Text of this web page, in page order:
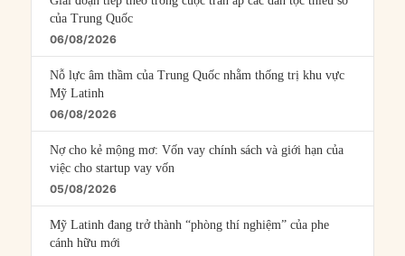
của Trung Quốc
06/08/2026
Nỗ lực âm thầm của Trung Quốc nhằm thống trị khu vực
Mỹ Latinh
06/08/2026
Nợ cho kẻ mộng mơ: Vốn vay chính sách và giới hạn của
việc cho startup vay vốn
05/08/2026
Mỹ Latinh đang trở thành “phòng thí nghiệm” của phe
cánh hữu mới